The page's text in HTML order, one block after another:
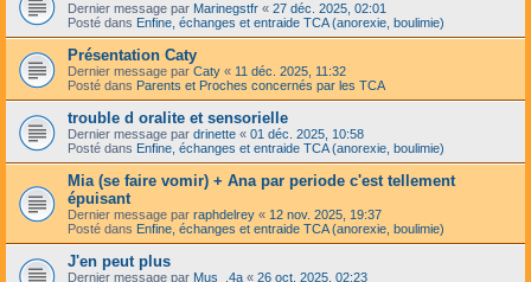
Dernier message par Marinegstfr « 27 déc. 2025, 02:01
Posté dans Enfine, échanges et entraide TCA (anorexie, boulimie)
Présentation Caty
Dernier message par Caty « 11 déc. 2025, 11:32
Posté dans Parents et Proches concernés par les TCA
trouble d oralite et sensorielle
Dernier message par drinette « 01 déc. 2025, 10:58
Posté dans Enfine, échanges et entraide TCA (anorexie, boulimie)
Mia (se faire vomir) + Ana par periode c'est tellement
épuisant
Dernier message par raphdelrey « 12 nov. 2025, 19:37
Posté dans Enfine, échanges et entraide TCA (anorexie, boulimie)
J'en peut plus
Dernier message par Mus_.4a « 26 oct. 2025, 02:23